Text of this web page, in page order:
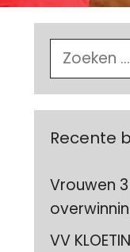
Zoek
naar:
Recente
Vrouwen
VV